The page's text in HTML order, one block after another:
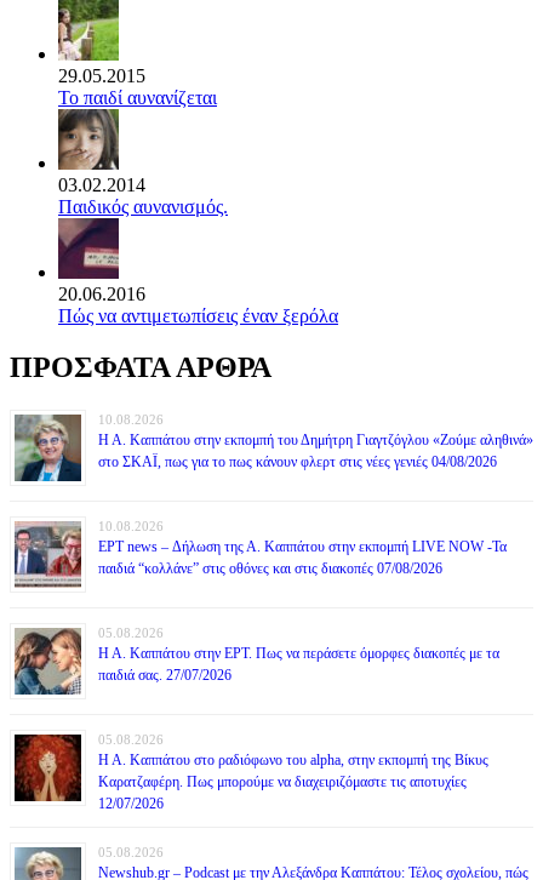
29.05.2015
Το παιδί αυνανίζεται
03.02.2014
Παιδικός αυνανισμός.
20.06.2016
Πώς να αντιμετωπίσεις έναν ξερόλα
ΠΡΟΣΦΑΤΑ ΑΡΘΡΑ
10.08.2026
Η Α. Καππάτου στην εκπομπή του Δημήτρη Γιαγτζόγλου «Ζούμε αληθινά»
στο ΣΚΑΪ, πως για το πως κάνουν φλερτ στις νέες γενιές 04/08/2026
10.08.2026
ΕΡΤ news – Δήλωση της Α. Καππάτου στην εκπομπή LIVE NOW -Τα
παιδιά “κολλάνε” στις οθόνες και στις διακοπές 07/08/2026
05.08.2026
Η Α. Καππάτου στην ΕΡΤ. Πως να περάσετε όμορφες διακοπές με τα
παιδιά σας. 27/07/2026
05.08.2026
Η Α. Καππάτου στο ραδιόφωνο του alpha, στην εκπομπή της Βίκυς
Καρατζαφέρη. Πως μπορούμε να διαχειριζόμαστε τις αποτυχίες
12/07/2026
05.08.2026
Newshub.gr – Podcast με την Αλεξάνδρα Καππάτου: Τέλος σχολείου, πώς